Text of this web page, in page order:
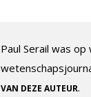
Paul Serail was
VAN DEZE AUTEUR.